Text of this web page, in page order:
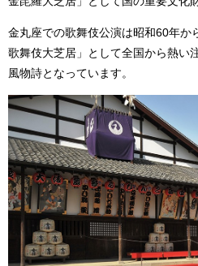
金丸座での歌舞伎公演は昭和60年か
歌舞伎大芝居」として全国から熱い
風物詩となっています。